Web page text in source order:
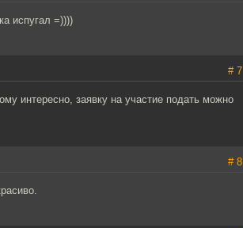
испугал =))))
# 7
интересно, заявку на участие подать можно
# 8